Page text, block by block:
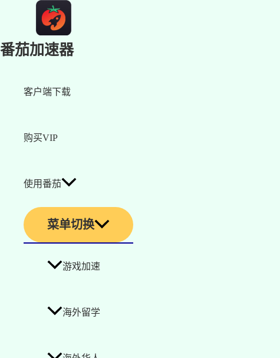
番茄加速器
客户端下载
购买VIP
使用番茄
菜单切换
游戏加速
海外留学